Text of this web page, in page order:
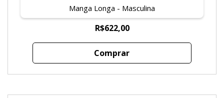
Manga Longa - Masculina
R$622,00
Comprar